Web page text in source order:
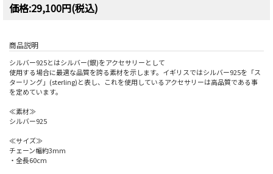
価格:29,100円(税込)
商品説明
シルバー925とはシルバー(銀)をアクセサリーとして
使用する場合に最適な品質を誇る素材を示します。イギリスではシルバー925を「ス
ターリング」(sterling)と表し、これを使用しているアクセサリーは高品質である事
を定めています。
≪素材≫
シルバー925
≪サイズ≫
チェーン幅約3mm
・全長60cm